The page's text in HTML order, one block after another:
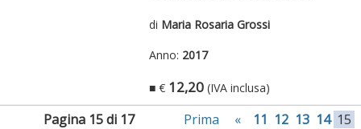
di Maria Rosaria Grossi
Anno: 2017
■ € 12,20 (IVA inclusa)
Pagina 15 di 17 Prima « 11 12 13 14 15